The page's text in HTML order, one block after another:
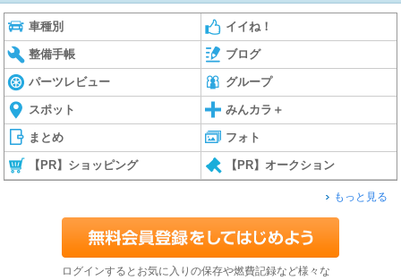
車種別 イイね！
整備手帳 ブログ
パーツレビュー グループ
スポット みんカラ＋
まとめ フォト
【PR】ショッピング 【PR】オークション
もっと見る
ログインするとお気に入りの保存や燃費記録など様々な